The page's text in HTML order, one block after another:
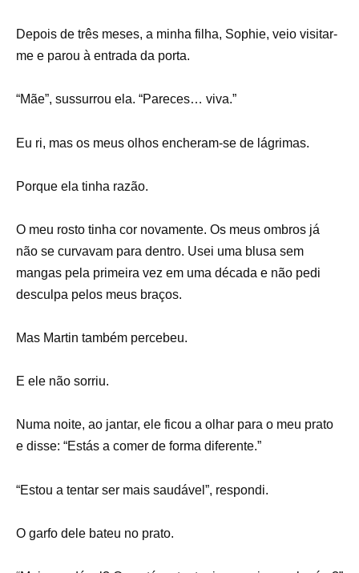
Depois de três meses, a minha filha, Sophie, veio visitar-
me e parou à entrada da porta.
“Mãe”, sussurrou ela. “Pareces… viva.”
Eu ri, mas os meus olhos encheram-se de lágrimas.
Porque ela tinha razão.
O meu rosto tinha cor novamente. Os meus ombros já
não se curvavam para dentro. Usei uma blusa sem
mangas pela primeira vez em uma década e não pedi
desculpa pelos meus braços.
Mas Martin também percebeu.
E ele não sorriu.
Numa noite, ao jantar, ele ficou a olhar para o meu prato
e disse: “Estás a comer de forma diferente.”
“Estou a tentar ser mais saudável”, respondi.
O garfo dele bateu no prato.